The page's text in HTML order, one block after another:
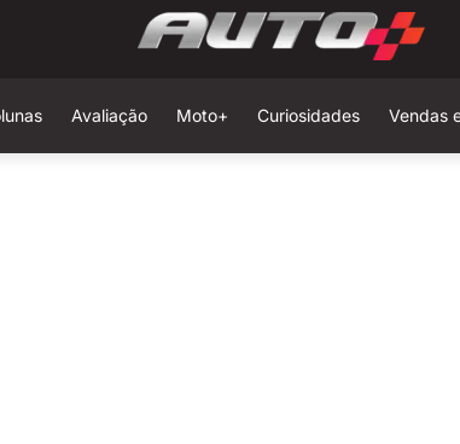
Avaliação Moto+ Curiosidades Vendas